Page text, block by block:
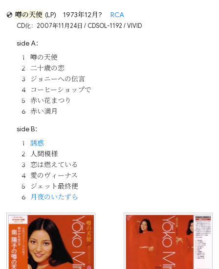
💿 噂の天使 (LP)1973年12月? RCA
CD化：2007年11月24日 / CDSOL-1192 / VIVID
side A：
噂の天使
二十歳の恋
ジョニーへの伝言
コーヒーショップで
赤い花まつり
赤い満月
side B：
誘惑
人間模様
恋は燃えている
愛のヴィーナス
ジェット最終便
月夜のいたずら